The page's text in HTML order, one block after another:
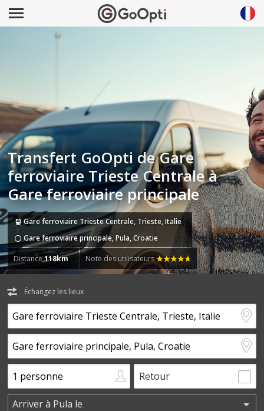
Transfert GoOpti de Gare
ferroviaire Trieste Centrale à
Gare ferroviaire principale
Gare ferroviaire Trieste Centrale, Trieste, Italie
Gare ferroviaire principale, Pula, Croatie
Distance118km Note des utilisateurs
Échangez les lieux
Retour